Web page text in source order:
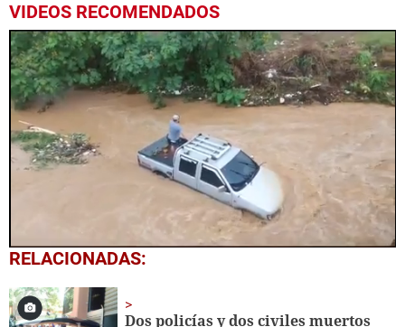
VIDEOS RECOMENDADOS
0
of
minute,
0
RELACIONADAS:
Dos policías y dos civiles muertos